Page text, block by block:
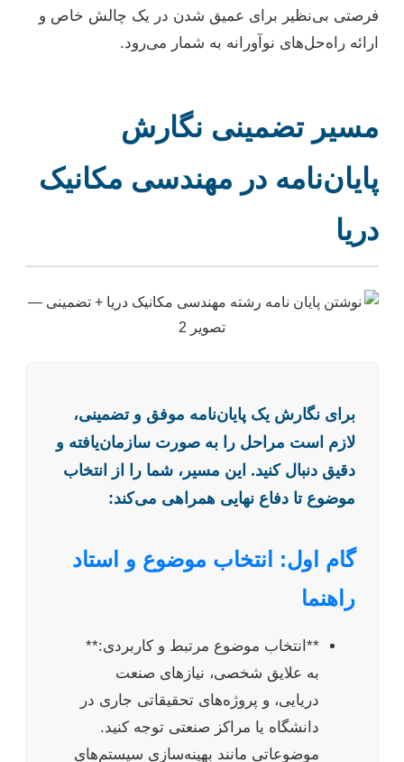
فرصتی بی‌نظیر برای عمیق شدن در یک چالش خاص و
ارائه راه‌حل‌های نوآورانه به شمار می‌رود.
مسیر تضمینی نگارش
پایان‌نامه در مهندسی مکانیک
دریا
برای نگارش یک پایان‌نامه موفق و تضمینی،
لازم است مراحل را به صورت سازمان‌یافته و
دقیق دنبال کنید. این مسیر، شما را از انتخاب
موضوع تا دفاع نهایی همراهی می‌کند:
گام اول: انتخاب موضوع و استاد
راهنما
**انتخاب موضوع مرتبط و کاربردی:**
به علایق شخصی، نیازهای صنعت
دریایی، و پروژه‌های تحقیقاتی جاری در
دانشگاه یا مراکز صنعتی توجه کنید.
موضوعاتی مانند بهینه‌سازی سیستم‌های